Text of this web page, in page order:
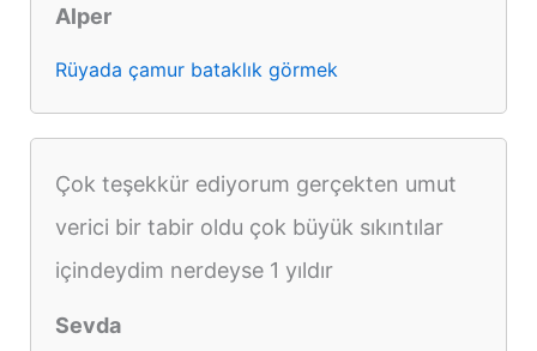
Alper
Rüyada çamur bataklık görmek
Çok teşekkür ediyorum gerçekten umut
verici bir tabir oldu çok büyük sıkıntılar
içindeydim nerdeyse 1 yıldır
Sevda